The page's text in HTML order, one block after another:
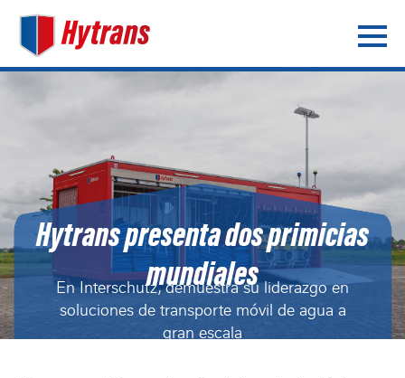
Hytrans presenta dos primicias
mundiales
En Interschutz, demuestra su liderazgo en
soluciones de transporte móvil de agua a
gran escala